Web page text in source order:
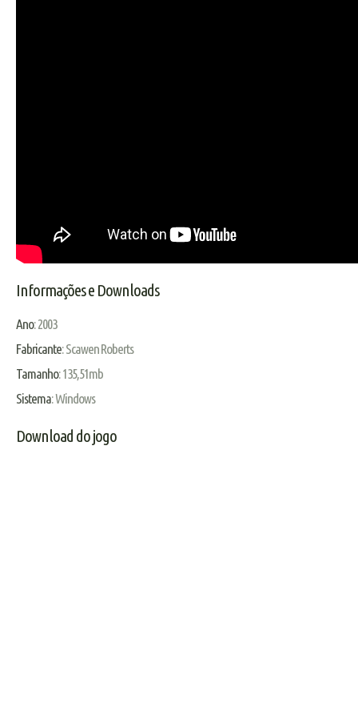
Informações e Downloads
Ano: 2003
Fabricante: Scawen Roberts
Tamanho: 135,51mb
Sistema: Windows
Download do jogo